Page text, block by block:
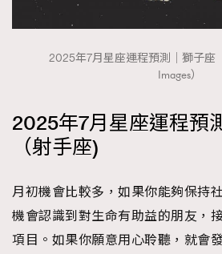
2025年7月星座運程預測｜獅子座
Images）
2025年7月星座運程預
（射手座)
月初機會比較多，如果你能夠保持
機會認識到對生命有助益的朋友，
項目。如果你願意用心聆聽，就會